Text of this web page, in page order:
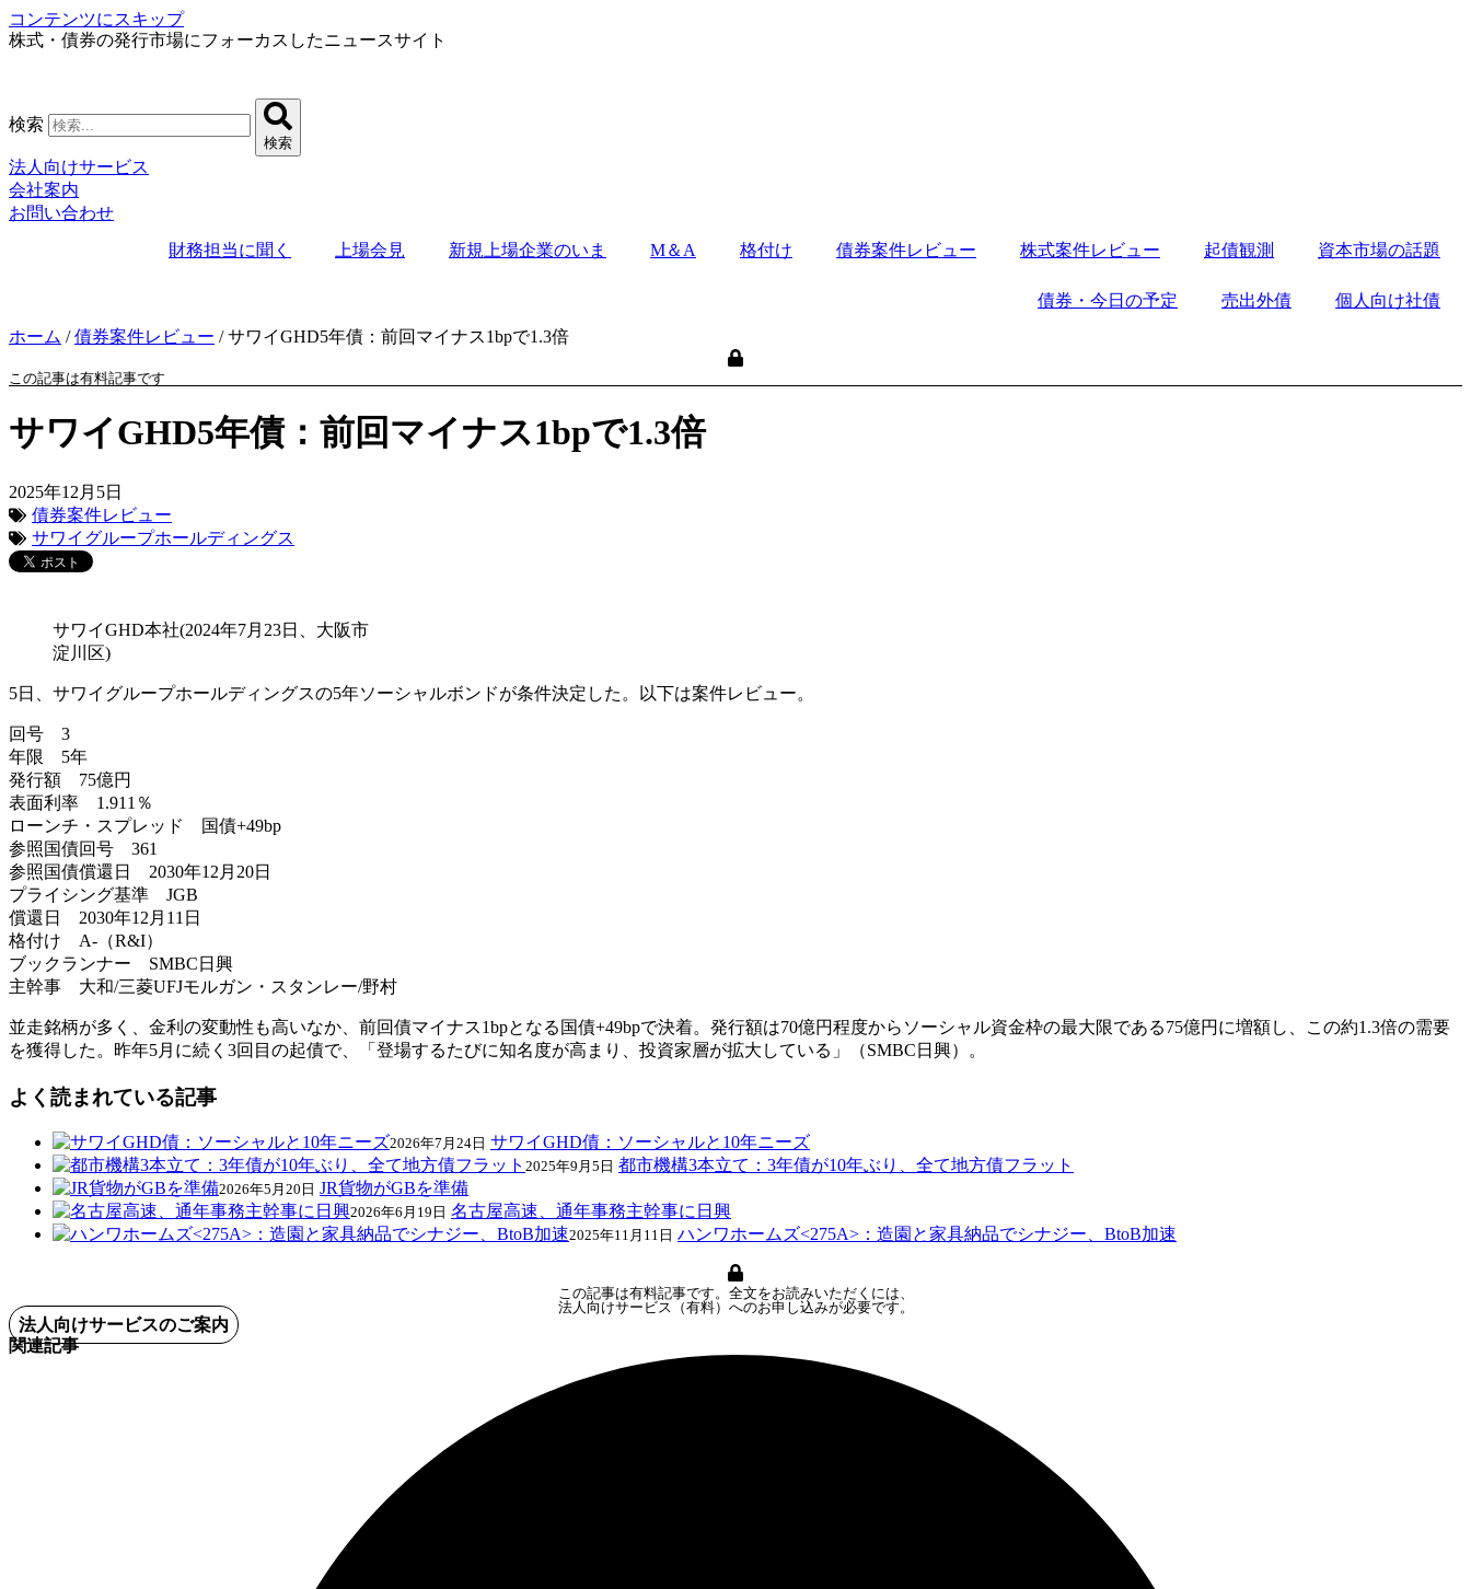
コンテンツにスキップ
株式・債券の発行市場にフォーカスしたニュースサイト
検索
検索
法人向けサービス
会社案内
お問い合わせ
財務担当に聞く
上場会見 新規上場企業のいま M＆A 格付け 債券案件レビュー 株式案件レビュー 起債観測 資本市場の話題
債券・今日の予定 売出外債
個人向け社債
ホーム /債券案件レビュー /サワイGHD5年債：前回マイナス1bpで1.3倍
この記事は有料記事です
サワイGHD5年債：前回マイナス1bpで1.3倍
2025年12月5日
債券案件レビュー
サワイグループホールディングス
サワイGHD本社(2024年7月23日、大阪市
淀川区)
5日、サワイグループホールディングスの5年ソーシャルボンドが条件決定した。以下は案件レビュー。
回号 3
年限 5年
発行額 75億円
表面利率 1.911％
ローンチ・スプレッド 国債+49bp
参照国債回号 361
参照国債償還日 2030年12月20日
プライシング基準 JGB
償還日 2030年12月11日
格付け A-（R&I）
ブックランナー SMBC日興
主幹事 大和/三菱UFJモルガン・スタンレー/野村
並走銘柄が多く、金利の変動性も高いなか、前回債マイナス1bpとなる国債+49bpで決着。発行額は70億円程度からソーシャル資金枠の最大限である75億円に増額し、この約1.3倍の需要
を獲得した。昨年5月に続く3回目の起債で、「登場するたびに知名度が高まり、投資家層が拡大している」（SMBC日興）。
よく読まれている記事
2026年7月24日 サワイGHD債：ソーシャルと10年ニーズ
2025年9月5日 都市機構3本立て：3年債が10年ぶり、全て地方債フラット
2026年5月20日 JR貨物がGBを準備
2026年6月19日 名古屋高速、通年事務主幹事に日興
2025年11月11日 ハンワホームズ<275A>：造園と家具納品でシナジー、BtoB加速
この記事は有料記事です。全文をお読みいただくには、
法人向けサービス（有料）へのお申し込みが必要です。
法人向けサービスのご案内
関連記事